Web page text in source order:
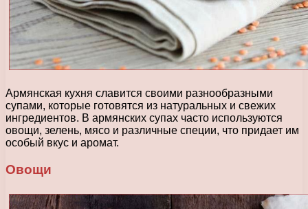
Армянская кухня славится своими разнообразными
супами, которые готовятся из натуральных и свежих
ингредиентов. В армянских супах часто используются
овощи, зелень, мясо и различные специи, что придает им
особый вкус и аромат.
Овощи